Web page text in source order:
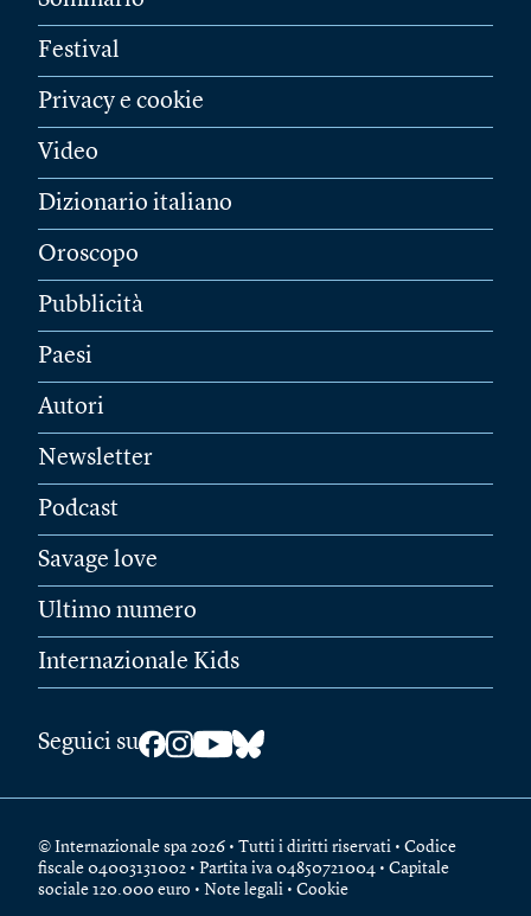
Festival
Privacy e cookie
Video
Dizionario italiano
Oroscopo
Pubblicità
Paesi
Autori
Newsletter
Podcast
Savage love
Ultimo numero
Internazionale Kids
Seguici su
© Internazionale spa 2026 • Tutti i diritti riservati • Codice
fiscale 04003131002 • Partita iva 04850721004 • Capitale
sociale 120.000 euro • Note legali • Cookie